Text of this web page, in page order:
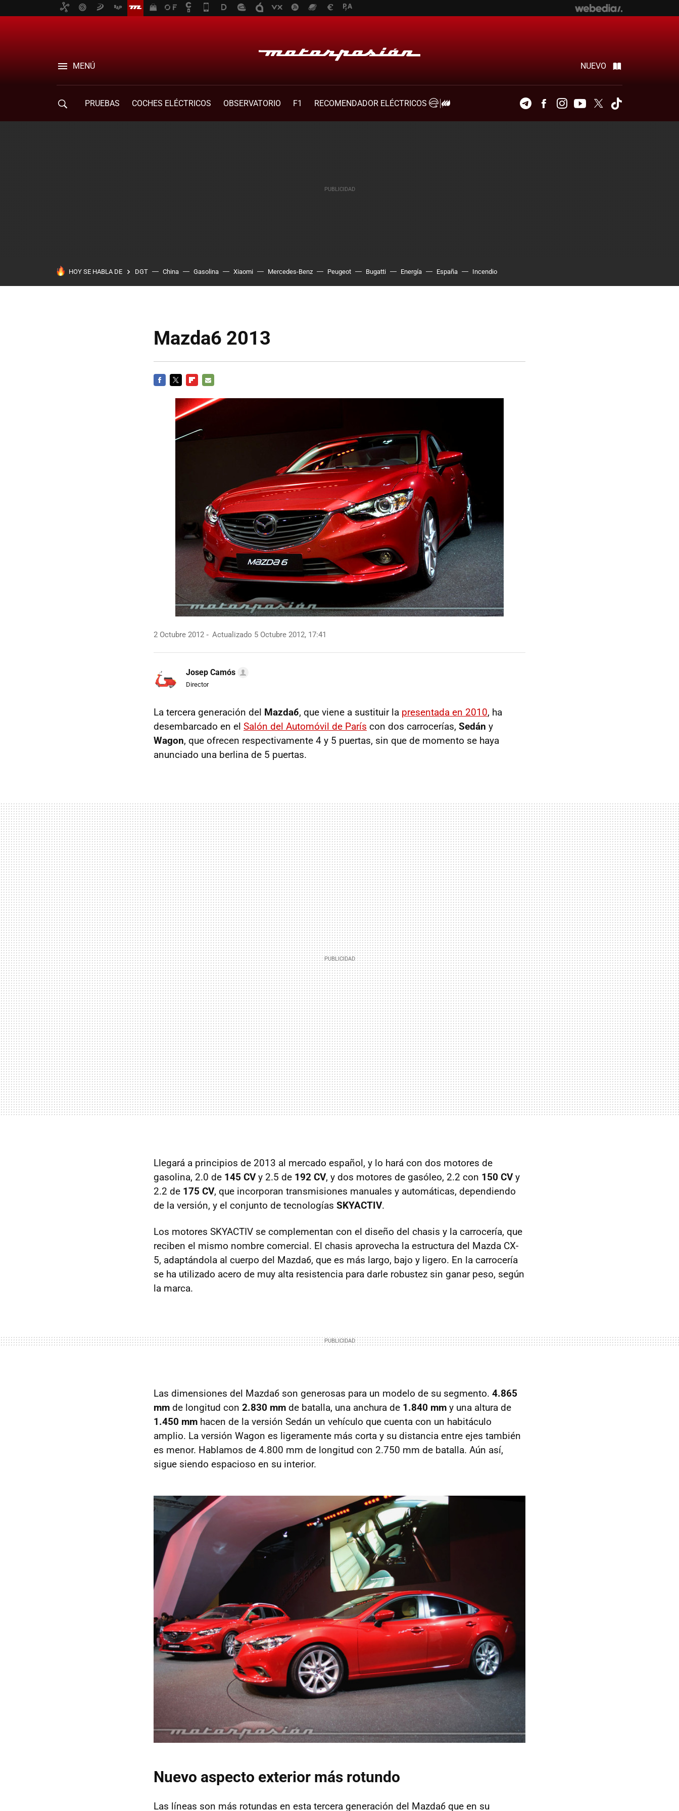
MENÚ NUEVO
PRUEBAS COCHES ELÉCTRICOS OBSERVATORIO F1
RECOMENDADOR ELÉCTRICOS
TelegramFacebookInstagramYoutubeTwitter
HOY SE HABLA DE DGT China Gasolina Xiaomi Mercedes-Benz Peugeot Bugatti Energía España Incendio
Mazda6 2013
MAIL
2 Octubre 2012 Actualizado 5 Octubre 2012, 17:41
Josep Camós
Director
La tercera generación del Mazda6, que viene a sustituir la presentada en 2010, ha
desembarcado en el Salón del Automóvil de París con dos carrocerías, Sedán y
Wagon, que ofrecen respectivamente 4 y 5 puertas, sin que de momento se haya
anunciado una berlina de 5 puertas.
Llegará a principios de 2013 al mercado español, y lo hará con dos motores de
gasolina, 2.0 de 145 CVy 2.5 de 192 CV, y dos motores de gasóleo, 2.2 con 150 CVy
2.2 de 175 CV, que incorporan transmisiones manuales y automáticas, dependiendo
de la versión, y el conjunto de tecnologías SKYACTIV.
Los motores SKYACTIV se complementan con el diseño del chasis y la carrocería, que
reciben el mismo nombre comercial. El chasis aprovecha la estructura del Mazda CX-
5, adaptándola al cuerpo del Mazda6, que es más largo, bajo y ligero. En la carrocería
se ha utilizado acero de muy alta resistencia para darle robustez sin ganar peso, según
la marca.
Las dimensiones del Mazda6 son generosas para un modelo de su segmento. 4.865
mm de longitud con 2.830 mm de batalla, una anchura de 1.840 mm y una altura de
1.450 mm hacen de la versión Sedán un vehículo que cuenta con un habitáculo
amplio. La versión Wagon es ligeramente más corta y su distancia entre ejes también
es menor. Hablamos de 4.800 mm de longitud con 2.750 mm de batalla. Aún así,
sigue siendo espacioso en su interior.
Nuevo aspecto exterior más rotundo
Las líneas son más rotundas en esta tercera generación del Mazda6 que en su